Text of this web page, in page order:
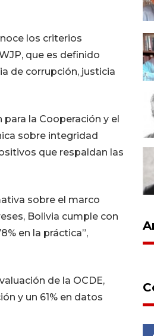
los criterios
que es definido
de corrupción, justicia
la Cooperación y el
sobre integridad
que respaldan las
sobre el marco
Bolivia cumple con
en la práctica”,
de la OCDE,
y un 61% en datos